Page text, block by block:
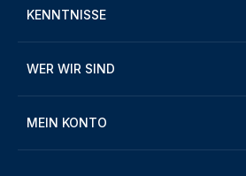
KENNTNISSE
WER WIR SIND
MEIN KONTO